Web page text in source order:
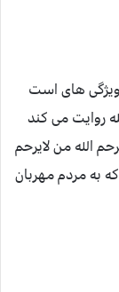
ویژگی های است
روایت می کند
الله من لايرحم
به مردم مهربان